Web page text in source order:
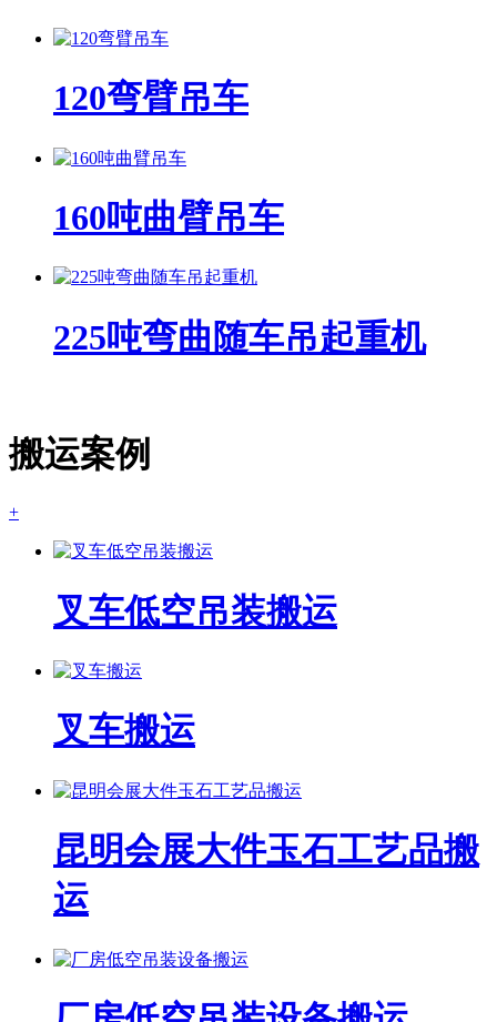
120弯臂吊车
160吨曲臂吊车
225吨弯曲随车吊起重机
搬运案例
+
叉车低空吊装搬运
叉车搬运
昆明会展大件玉石工艺品搬
运